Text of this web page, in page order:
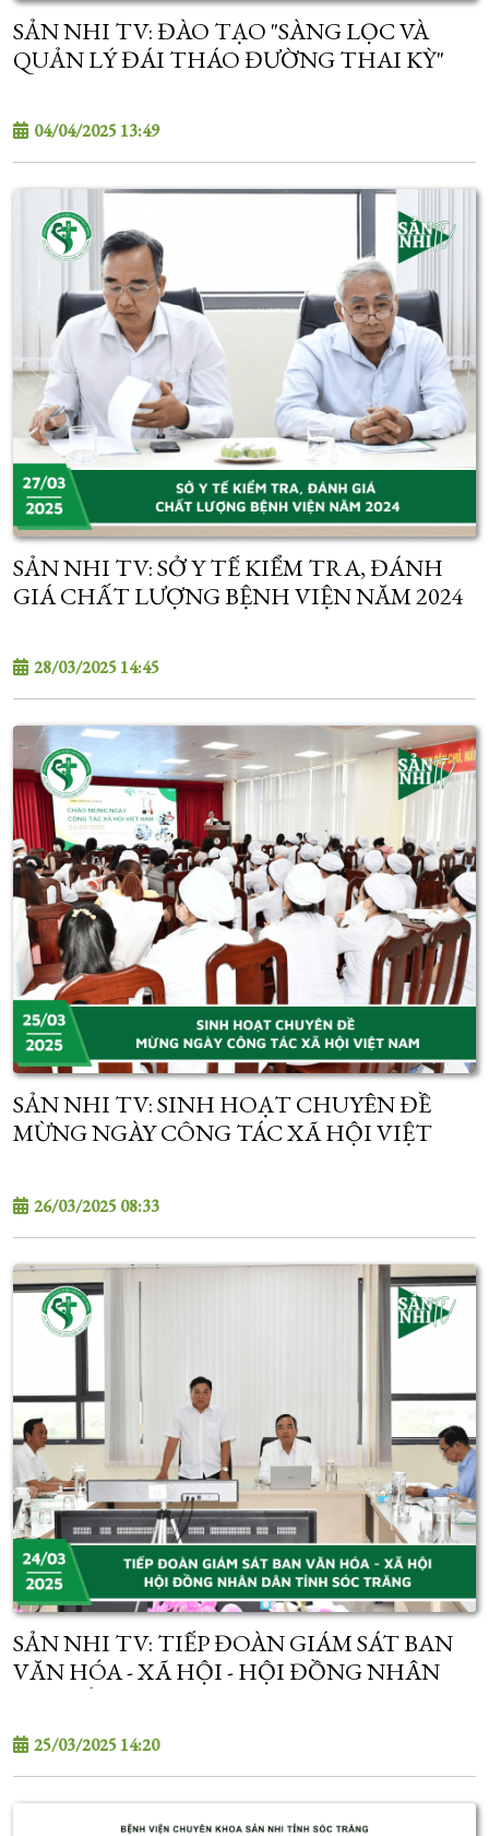
SẢN NHI TV: ĐÀO TẠO "SÀNG LỌC VÀ
QUẢN LÝ ĐÁI THÁO ĐƯỜNG THAI KỲ"
04/04/2025 13:49
SẢN NHI TV: SỞ Y TẾ KIỂM TRA, ĐÁNH
GIÁ CHẤT LƯỢNG BỆNH VIỆN NĂM 2024
28/03/2025 14:45
SẢN NHI TV: SINH HOẠT CHUYÊN ĐỀ
MỪNG NGÀY CÔNG TÁC XÃ HỘI VIỆT
26/03/2025 08:33
SẢN NHI TV: TIẾP ĐOÀN GIÁM SÁT BAN
VĂN HÓA - XÃ HỘI - HỘI ĐỒNG NHÂN
25/03/2025 14:20